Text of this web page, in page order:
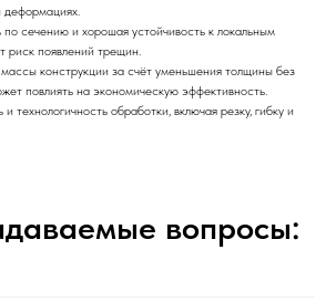
деформациях.
сечению и хорошая устойчивость к локальным
риск появлений трещин.
конструкции за счёт уменьшения толщины без
повлиять на экономическую эффективность.
технологичность обработки, включая резку, гибку и
вопросы: